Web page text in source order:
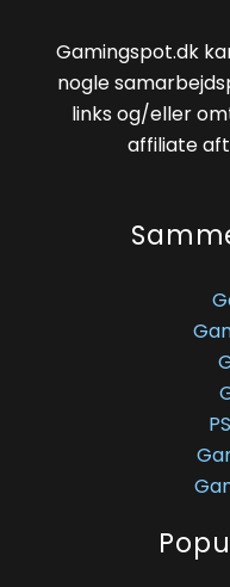
Gamingspot.dk
nogle
links og/eller
affiliate